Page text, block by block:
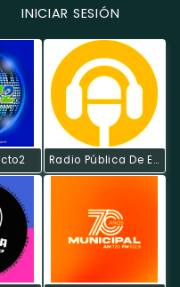
INICIAR SESIÓN
Radio Pública De Ecuador